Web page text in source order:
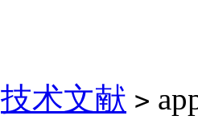
技术文献 >